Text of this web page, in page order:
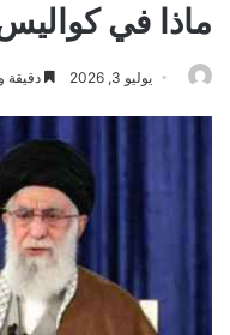
ماذا في
يوليو 3, 2026 دقيقة